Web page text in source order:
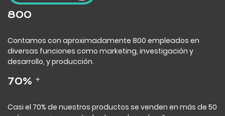
800
Contamos con aproximadamente 800 empleados en
diversas funciones como marketing, investigación y
desarrollo, y producción.
70% +
Casi el 70% de nuestros productos se venden en más de 50